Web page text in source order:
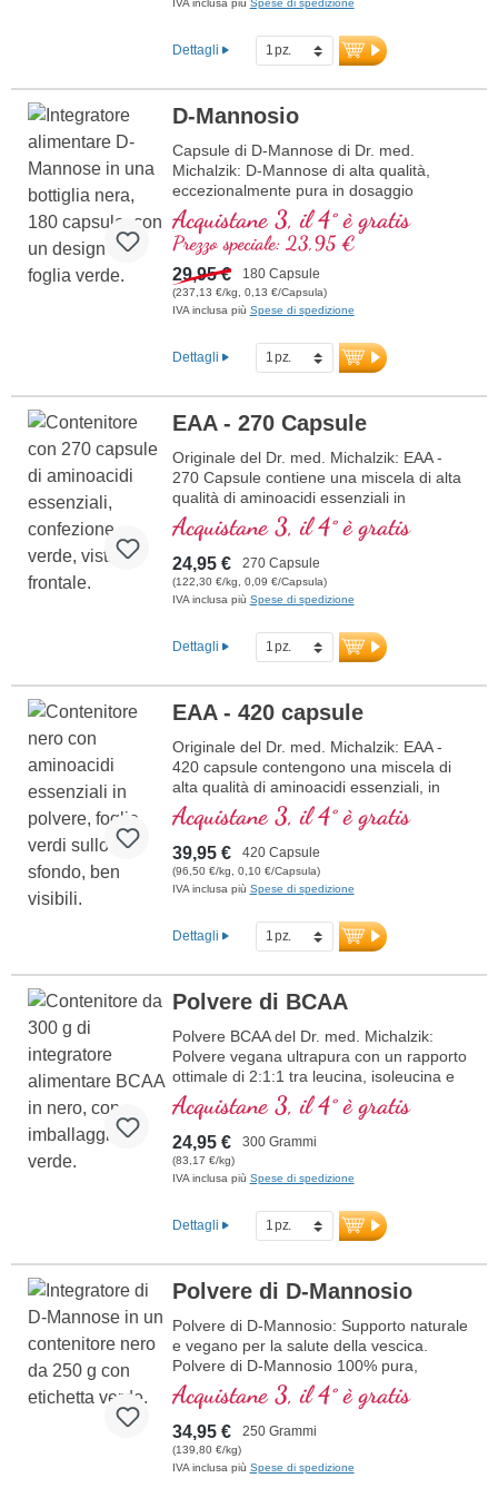
Dettagli
D-Mannosio
Capsule di D-Mannose di Dr. med.
Michalzik: D-Mannose di alta qualità,
eccezionalmente pura in dosaggio
ottimale – vegano, naturale e senza
additivi. Progettato per un uso quotidiano
mirato con fino a 5 g di D-Mannose
altamente pura al giorno. Processato
delicatamente per garantire la massima
qualità e purezza. Prodotto in Germania,
HACCP. Sigillatura senza alluminio per un
imballaggio sostenibile. Sviluppato da
esperienza nei nutrienti vitali e più di 20
anni di esperienza nella produzione di
integratori alimentari di alta qualità.
Ulteriori informazioni sulle capsule
di D-Mannose
Acquistane 3, il 4° è gratis
Prezzo speciale: 23,95 €
29,95 € 180 Capsule
(237,13 €/kg, 0,13 €/Capsula)
IVA inclusa più Spese di spedizione
Dettagli
EAA - 270 Capsule
Originale del Dr. med. Michalzik: EAA -
270 Capsule contiene una miscela di alta
qualità di aminoacidi essenziali in
proporzioni ottimali. Questa formula è
priva di additivi ed è prodotta in
Germania. Il sigillo è privo di alluminio.
ulteriori informazioni su EAA - 270
Acquistane 3, il 4° è gratis
24,95 € 270 Capsule
(122,30 €/kg, 0,09 €/Capsula)
IVA inclusa più Spese di spedizione
Dettagli
EAA - 420 capsule
Originale del Dr. med. Michalzik: EAA -
420 capsule contengono una miscela di
alta qualità di aminoacidi essenziali, in
proporzioni ottimali. Questa formula è
priva di additivi ed è prodotta in
Germania. Il sigillo è privo di alluminio.
ulteriori informazioni su EAA - 420
Acquistane 3, il 4° è gratis
39,95 € 420 Capsule
(96,50 €/kg, 0,10 €/Capsula)
IVA inclusa più Spese di spedizione
Dettagli
Polvere di BCAA
Polvere BCAA del Dr. med. Michalzik:
Polvere vegana ultrapura con un rapporto
ottimale di 2:1:1 tra leucina, isoleucina e
valina. Ottenuta tramite fermentazione,
senza additivi né aromi artificiali. Perfetta
per gli sportivi a supporto della crescita
muscolare e della rigenerazione.
maggiori informazioni sulla polvere
Acquistane 3, il 4° è gratis
24,95 € 300 Grammi
(83,17 €/kg)
IVA inclusa più Spese di spedizione
Dettagli
Polvere di D-Mannosio
Polvere di D-Mannosio: Supporto naturale
e vegano per la salute della vescica.
Polvere di D-Mannosio 100% pura,
altamente pura e senza additivi. 250 g per
contenitore, dosabile flessibilmente.
più informazioni sulla polvere di D-
Mannosio
Acquistane 3, il 4° è gratis
34,95 € 250 Grammi
(139,80 €/kg)
IVA inclusa più Spese di spedizione